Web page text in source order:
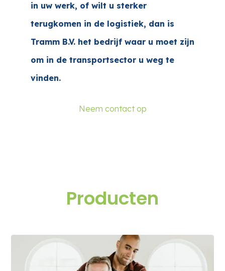
in uw werk, of wilt u sterker
terugkomen in de logistiek, dan is
Tramm B.V. het bedrijf waar u moet zijn
om in de transportsector u weg te
vinden.
Neem contact op
Producten